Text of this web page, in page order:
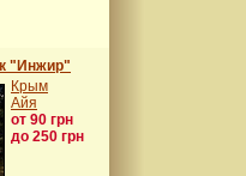
"Инжир"
Крым
Айя
от 90 грн
до 250 грн